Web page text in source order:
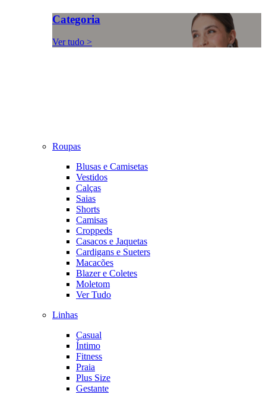
Categoria
Ver tudo >
Roupas
Blusas e Camisetas
Vestidos
Calças
Saias
Shorts
Camisas
Croppeds
Casacos e Jaquetas
Cardigans e Sueters
Macacões
Blazer e Coletes
Moletom
Ver Tudo
Linhas
Casual
Íntimo
Fitness
Praia
Plus Size
Gestante